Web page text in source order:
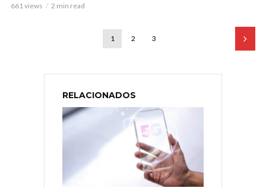
661 views 2 min read
1 2 3
RELACIONADOS